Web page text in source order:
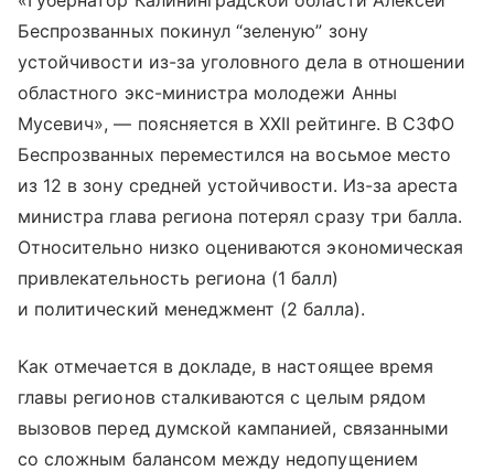
Беспрозванных покинул “зеленую” зону
устойчивости из-за уголовного дела в отношении
областного экс-министра молодежи Анны
Мусевич», — поясняется в XXII рейтинге. В СЗФО
Беспрозванных переместился на восьмое место
из 12 в зону средней устойчивости. Из-за ареста
министра глава региона потерял сразу три балла.
Относительно низко оцениваются экономическая
привлекательность региона (1 балл)
и политический менеджмент (2 балла).
Как отмечается в докладе, в настоящее время
главы регионов сталкиваются с целым рядом
вызовов перед думской кампанией, связанными
со сложным балансом между недопущением